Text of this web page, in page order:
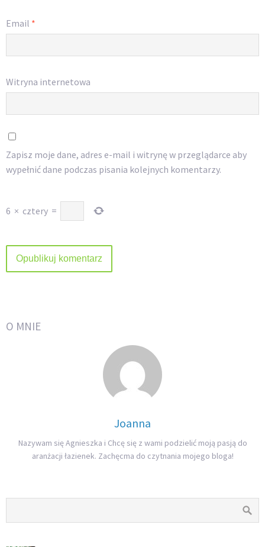
Email *
Witryna internetowa
Zapisz moje dane, adres e-mail i witrynę w przeglądarce aby
wypełnić dane podczas pisania kolejnych komentarzy.
6 × cztery =
O MNIE
Joanna
Nazywam się Agnieszka i Chcę się z wami podzielić moją pasją do
aranżacji łazienek. Zachęcma do czytnania mojego bloga!